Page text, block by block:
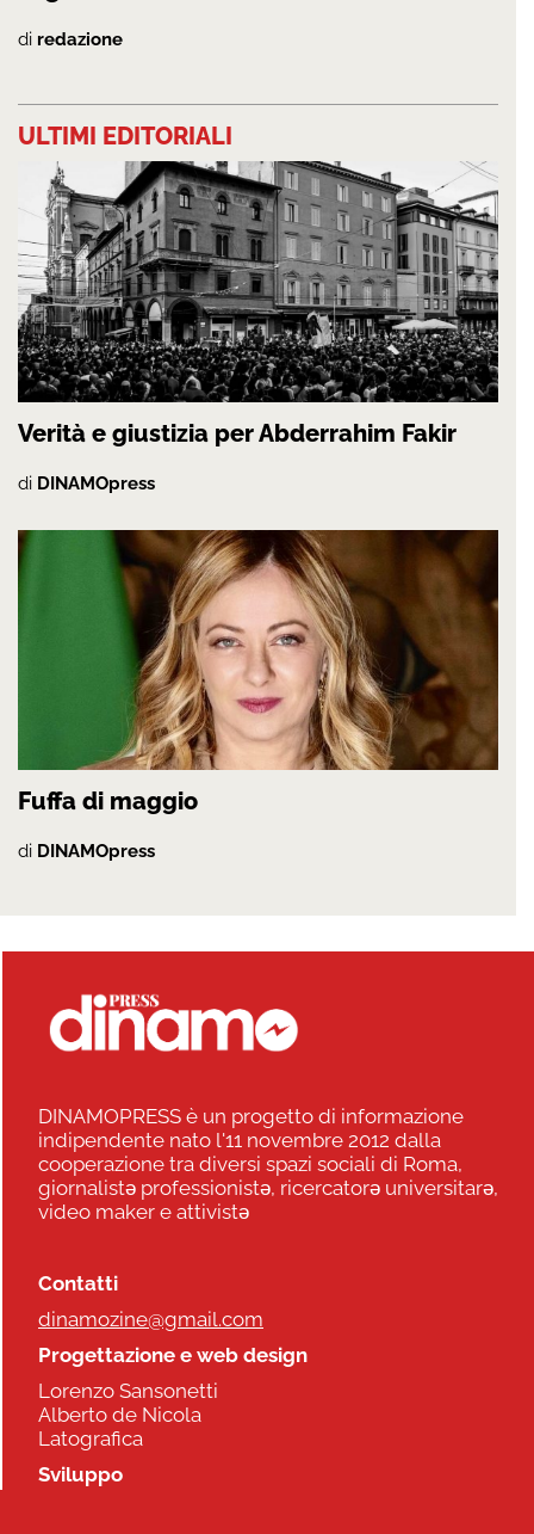
di redazione
ULTIMI EDITORIALI
Verità e giustizia per Abderrahim Fakir
di DINAMOpress
Fuffa di maggio
di DINAMOpress
DINAMOPRESS è un progetto di informazione
indipendente nato l'11 novembre 2012 dalla
cooperazione tra diversi spazi sociali di Roma,
giornalistə professionistə, ricercatorə universitarə,
video maker e attivistə
Contatti
dinamozine@gmail.com
Progettazione e web design
Lorenzo Sansonetti
Alberto de Nicola
Latografica
Sviluppo